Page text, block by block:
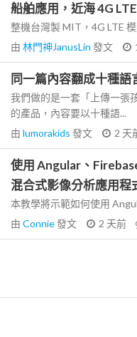
船舶應用，近海 4G
整機台灣製 MIT，4G LTE
由 林門神JanusLin 發文
同一篇內容翻成十種語
我們做的是一套「上傳一張
的產品，內容要以十種語...
由 lumorakids 發文 2 天
使用 Angular、
混合式影像分析應用程
本教學將示範如何使用
由 Connie發文 2 天前